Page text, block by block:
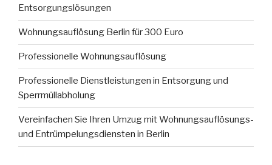
Entsorgungslösungen
Wohnungsauflösung Berlin für 300 Euro
Professionelle Wohnungsauflösung
Professionelle Dienstleistungen in Entsorgung und
Sperrmüllabholung
Vereinfachen Sie Ihren Umzug mit Wohnungsauflösungs-
und Entrümpelungsdiensten in Berlin